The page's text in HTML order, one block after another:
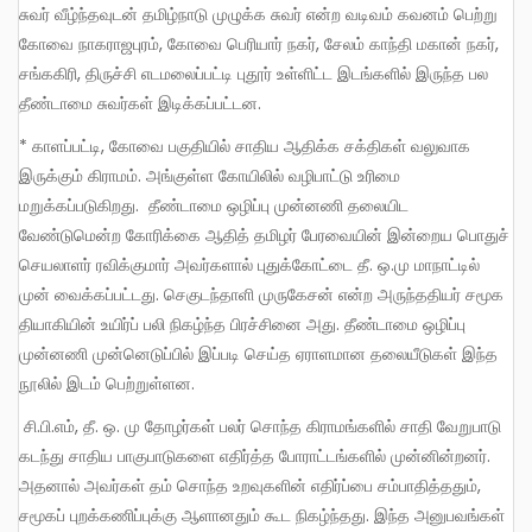
சுவர் வீழ்ந்தவுடன் தமிழ்நாடு முழுக்க சுவர் என்ற வடிவம் கவனம் பெற்று
கோவை நாகராஜபுரம், கோவை பெரியார் நகர், சேலம் காந்தி மகான் நகர்,
சங்ககிரி, திருச்சி எடமலைப்பட்டி புதூர் உள்ளிட்ட இடங்களில் இருந்த பல
தீண்டாமை சுவர்கள் இடிக்கப்பட்டன.
* காளப்பட்டி, கோவை பகுதியில் சாதிய ஆதிக்க சக்திகள் வலுவாக
இருக்கும் கிராமம். அங்குள்ள கோயிலில் வழிபாட்டு உரிமை
மறுக்கப்படுகிறது. தீண்டாமை ஒழிப்பு முன்னணி தலையிட
வேண்டுமென்ற கோரிக்கை ஆதித் தமிழர் பேரவையின் இன்றைய பொதுச்
செயலாளர் ரவிக்குமார் அவர்களால் புதுக்கோட்டை தீ. ஒ.மு மாநாட்டில்
முன் வைக்கப்பட்டது. செகுடந்தாளி முருகேசன் என்ற அருந்ததியர் சமூக
தியாகியின் உயிர்ப் பலி நிகழ்ந்த பிரச்சினை அது. தீண்டாமை ஒழிப்பு
முன்னணி முன்னெடுப்பில் இப்படி செய்த ஏராளமான தலையீடுகள் இந்த
நூலில் இடம் பெற்றுள்ளன.
சி.பி.எம், தீ. ஒ. மு தோழர்கள் பலர் சொந்த கிராமங்களில் சாதி வேறுபாடு
கடந்து சாதிய பாகுபாடுகளை எதிர்த்த போராட்டங்களில் முன்னின்றனர்.
அதனால் அவர்கள் தம் சொந்த உறவுகளின் எதிர்ப்பை சம்பாதித்ததும்,
சமூகப் புறக்கணிப்புக்கு ஆளானதும் கூட நிகழ்ந்தது. இந்த அனுபவங்கள்